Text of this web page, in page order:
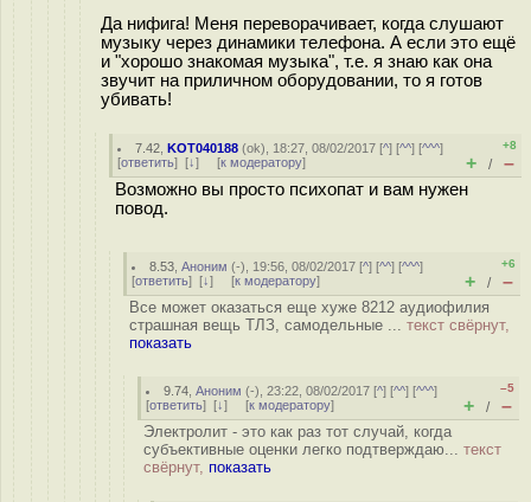
Да нифига! Меня переворачивает, когда слушают
музыку через динамики телефона. А если это ещё
и "хорошо знакомая музыка", т.е. я знаю как она
звучит на приличном оборудовании, то я готов
убивать!
7.42 ,KOT040188 (ok), 18:27, 08/02/2017 [^] [^^] [^^^]
[ответить] [↓] [к модератору]
+8
+ / –
Возможно вы просто психопат и вам нужен
повод.
8.53 ,Аноним (-), 19:56, 08/02/2017 [^] [^^] [^^^]
[ответить] [↓] [к модератору]
+6
+ / –
Все может оказаться еще хуже 8212 аудиофилия
страшная вещь ТЛЗ, самодельные ... текст свёрнут,
показать
9.74 ,Аноним (-), 23:22, 08/02/2017 [^] [^^] [^^^]
[ответить] [↓] [к модератору]
–5
+ / –
Электролит - это как раз тот случай, когда
субъективные оценки легко подтверждаю... текст
свёрнут, показать